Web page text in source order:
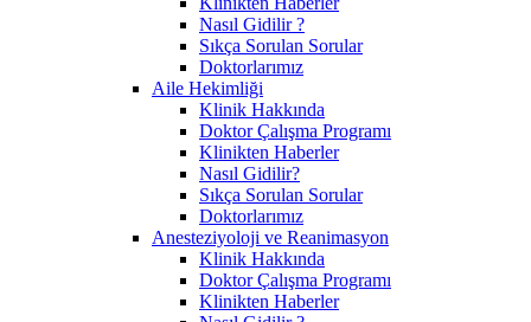
Nasıl Gidilir ?
Sıkça Sorulan Sorular
Doktorlarımız
Aile Hekimliği
Klinik Hakkında
Doktor Çalışma Programı
Klinikten Haberler
Nasıl Gidilir?
Sıkça Sorulan Sorular
Doktorlarımız
Anesteziyoloji ve Reanimasyon
Klinik Hakkında
Doktor Çalışma Programı
Klinikten Haberler